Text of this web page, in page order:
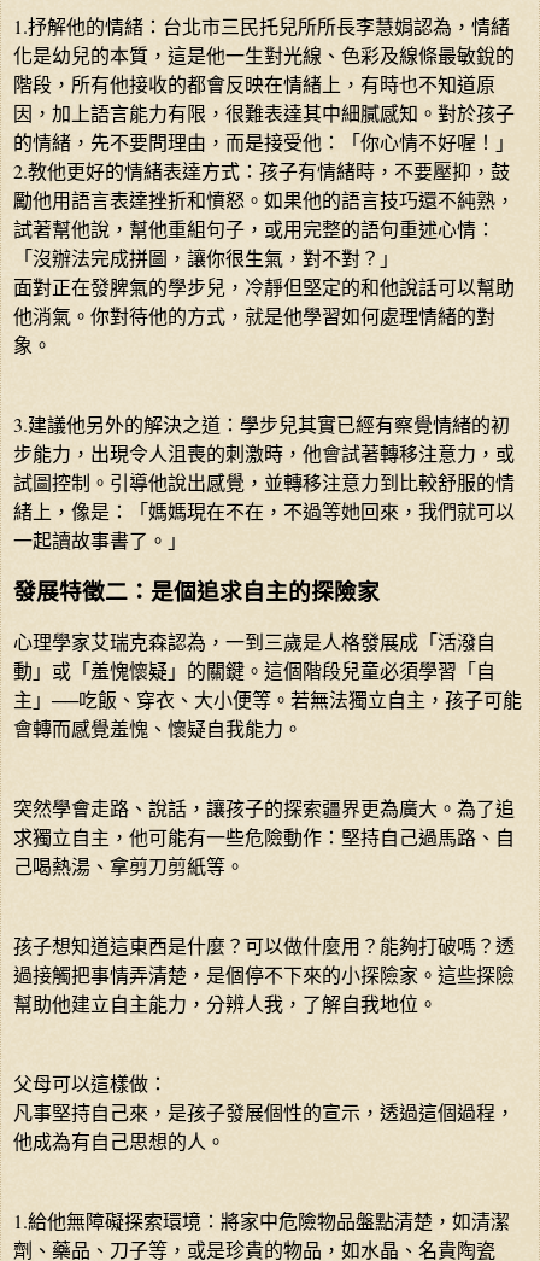
1.抒解他的情緒：台北市三民托兒所所長李慧娟認為，情緒
化是幼兒的本質，這是他一生對光線、色彩及線條最敏銳的
階段，所有他接收的都會反映在情緒上，有時也不知道原
因，加上語言能力有限，很難表達其中細膩感知。對於孩子
的情緒，先不要問理由，而是接受他：「你心情不好喔！」
2.教他更好的情緒表達方式：孩子有情緒時，不要壓抑，鼓
勵他用語言表達挫折和憤怒。如果他的語言技巧還不純熟，
試著幫他說，幫他重組句子，或用完整的語句重述心情：
「沒辦法完成拼圖，讓你很生氣，對不對？」
面對正在發脾氣的學步兒，冷靜但堅定的和他說話可以幫助
他消氣。你對待他的方式，就是他學習如何處理情緒的對
象。
3.建議他另外的解決之道：學步兒其實已經有察覺情緒的初
步能力，出現令人沮喪的刺激時，他會試著轉移注意力，或
試圖控制。引導他說出感覺，並轉移注意力到比較舒服的情
緒上，像是：「媽媽現在不在，不過等她回來，我們就可以
一起讀故事書了。」
發展特徵二：是個追求自主的探險家
心理學家艾瑞克森認為，一到三歲是人格發展成「活潑自
動」或「羞愧懷疑」的關鍵。這個階段兒童必須學習「自
主」──吃飯、穿衣、大小便等。若無法獨立自主，孩子可能
會轉而感覺羞愧、懷疑自我能力。
突然學會走路、說話，讓孩子的探索疆界更為廣大。為了追
求獨立自主，他可能有一些危險動作：堅持自己過馬路、自
己喝熱湯、拿剪刀剪紙等。
孩子想知道這東西是什麼？可以做什麼用？能夠打破嗎？透
過接觸把事情弄清楚，是個停不下來的小探險家。這些探險
幫助他建立自主能力，分辨人我，了解自我地位。
父母可以這樣做：
凡事堅持自己來，是孩子發展個性的宣示，透過這個過程，
他成為有自己思想的人。
1.給他無障礙探索環境：將家中危險物品盤點清楚，如清潔
劑、藥品、刀子等，或是珍貴的物品，如水晶、名貴陶瓷